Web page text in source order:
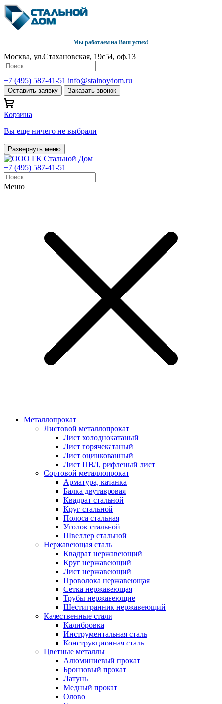
Мы работаем на Ваш успех!
Москва, ул.Стахановская, 19с54, оф.13
+7 (495) 587-41-51 info@stalnoydom.ru
Оставить заявку Заказать звонок
Корзина
Вы еще ничего не выбрали
Развернуть меню
+7 (495) 587-41-51
Меню
Металлопрокат
Листовой металлопрокат
Лист холоднокатаный
Лист горячекатаный
Лист оцинкованный
Лист ПВЛ, рифленый лист
Сортовой металлопрокат
Арматура, катанка
Балка двутавровая
Квадрат стальной
Круг стальной
Полоса стальная
Уголок стальной
Швеллер стальной
Нержавеющая сталь
Квадрат нержавеющий
Круг нержавеющий
Лист нержавеющий
Проволока нержавеющая
Сетка нержавеющая
Трубы нержавеющие
Шестигранник нержавеющий
Качественные стали
Калибровка
Инструментальная сталь
Конструкционная сталь
Цветные металлы
Алюминиевый прокат
Бронзовый прокат
Латунь
Медный прокат
Олово